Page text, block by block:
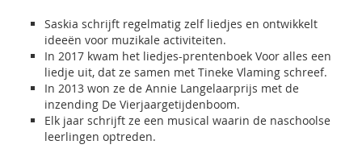
Saskia schrijft regelmatig zelf liedjes en ontwikkelt
ideeën voor muzikale activiteiten.
In 2017 kwam het liedjes-prentenboek Voor alles een
liedje uit, dat ze samen met Tineke Vlaming schreef.
In 2013 won ze de Annie Langelaarprijs met de
inzending De Vierjaargetijdenboom.
Elk jaar schrijft ze een musical waarin de naschoolse
leerlingen optreden.